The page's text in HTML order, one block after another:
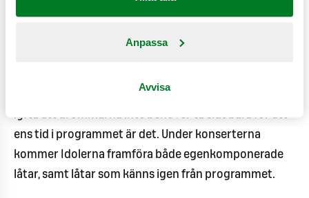
Anpassa
Avvisa
MAX arrangerar ge Idolerna en arena att stå på för att
ens tid i programmet är det. Under konserterna
kommer Idolerna framföra både egenkomponerade
låtar, samt låtar som känns igen från programmet.